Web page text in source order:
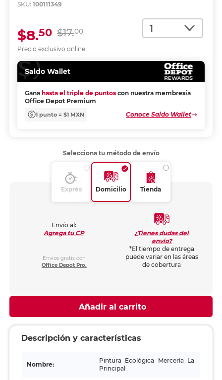
SKU: 100111349
Cantidad
Precio exclusivo online
$17.00
$8.50
Saldo Wallet
Gana hasta el triple de puntos con nuestra membresía
Office Depot Premium
1 punto = $1 MXN Conoce Saldo Wallet
Selecciona tu método de envío
Exprés Domicilio Tienda
Envío al:
Agrega tu CP
Envíos gratis con
Office Depot Pro.
¿Tienes dudas del
envío?
*El tiempo de entrega
puede variar en las áreas
de cobertura
Añadir al carrito
Descripción y características
Nombre:
Pintura Ecológica Mercería La
Principal